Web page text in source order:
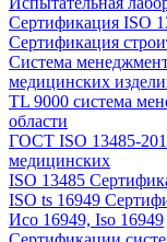
Сертификация ISO
Сертификация
Система
медицинских
TL 9000 система
области
ГОСТ ISO 13485-
медицинских
ISO 13485
ISO ts 16949
Исо 16949, Iso 16949